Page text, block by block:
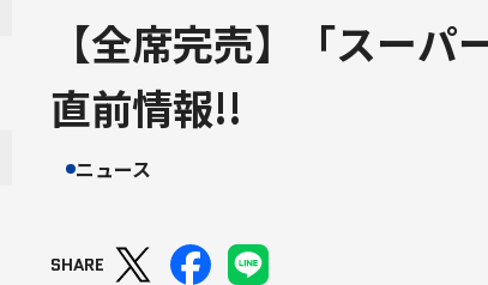
【全席完売】「スー
直前情報!!
ニュース
SHARE